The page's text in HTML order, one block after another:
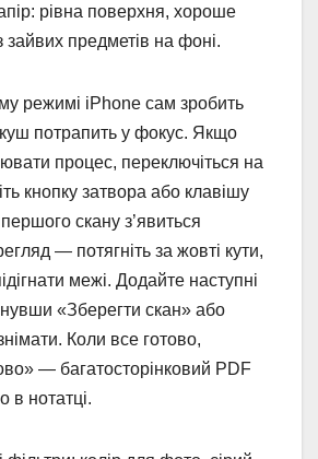
рівна поверхня, хороше
зайвих предметів на фоні.
режимі iPhone сам зробить
потрапить у фокус. Якщо
процес, переключіться на
кнопку затвора або клавішу
першого скану з’явиться
— потягніть за жовті кути,
межі. Додайте наступні
«Зберегти скан» або
Коли все готово,
— багатосторінковий PDF
в нотатці.